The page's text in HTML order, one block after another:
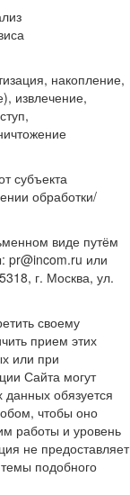
накопление,
извлечение,
субъекта
обработки/
виде путём
pr@incom.ru или
г. Москва, ул.
своему
прием этих
или при
Сайта могут
данных обязуется
чтобы оно
работы и уровень
не предоставляет
подобного